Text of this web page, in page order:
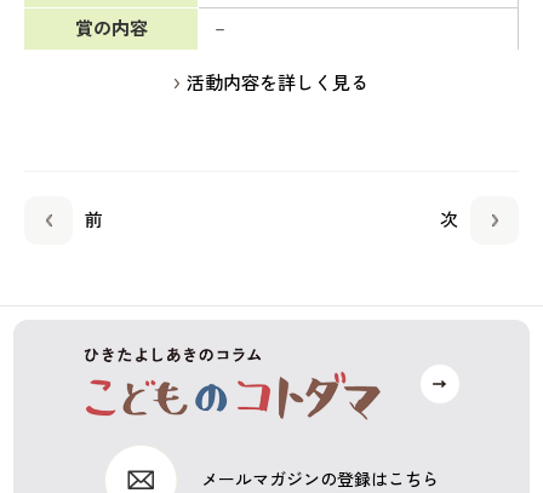
賞の内容
－
活動内容を詳しく見る
前 次
メールマガジンの登録はこちら